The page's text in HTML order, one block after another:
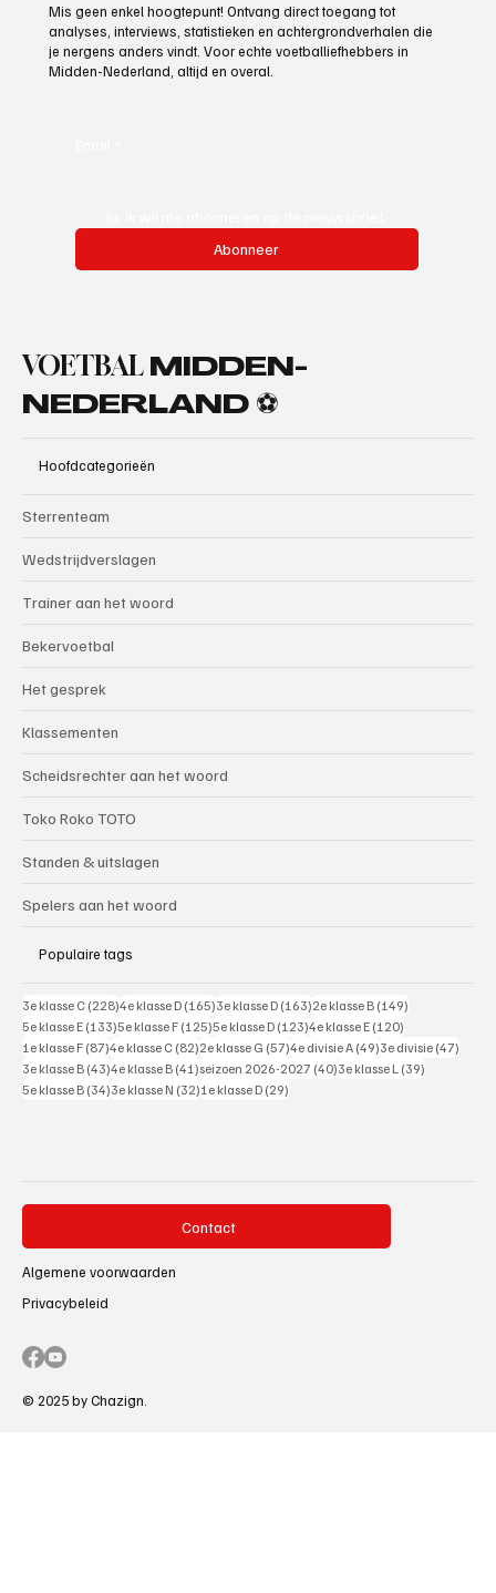
Mis geen enkel hoogtepunt! Ontvang direct toegang tot
analyses, interviews, statistieken en achtergrondverhalen die
je nergens anders vindt. Voor echte voetballiefhebbers in
Midden-Nederland, altijd en overal.
Abonneer
VOETBAL MIDDEN-
NEDERLAND ⚽
Hoofdcategorieën
Sterrenteam
Wedstrijdverslagen
Trainer aan het woord
Bekervoetbal
Het gesprek
Klassementen
Scheidsrechter aan het woord
Toko Roko TOTO
Standen & uitslagen
Spelers aan het woord
Populaire tags
3e klasse C (228)228 posts
4e klasse D (165)165 posts
3e klasse D (163)163 posts
2e klasse B (149)
5e klasse E (133)133 posts
5e klasse F (125)125 posts
5e klasse D (123)123 posts
4e klasse E (120)
1e klasse F (87)87 posts
4e klasse C (82)82 posts
2e klasse G (57)57 posts
4e divisie A (49)49 posts
3e divisie (47)
3e klasse B (43)43 posts
4e klasse B (41)41 posts
seizoen 2026-2027 (40)40 posts
3e klasse L (39)
5e klasse B (34)34 posts
3e klasse N (32)32 posts
1e klasse D (29)
Contact
Algemene voorwaarden
Privacybeleid
© 2025 by Chazign.